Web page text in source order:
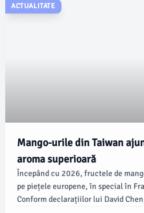
ACTUALITATE
Mango-urile din Taiwan
aroma superioară
Începând cu 2026, fructele de
pe piețele europene, în special în
Conform declarațiilor lui David